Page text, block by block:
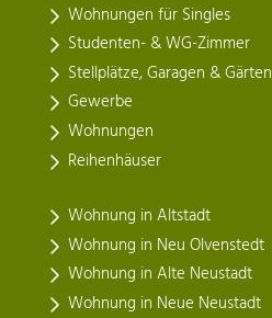
Wohnungen für Singles
Studenten- & WG-Zimmer
Stellplätze, Garagen & Gärten
Gewerbe
Wohnungen
Reihenhäuser
Wohnung in Altstadt
Wohnung in Neu Olvenstedt
Wohnung in Alte Neustadt
Wohnung in Neue Neustadt